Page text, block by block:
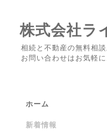
株式会社ラ
相続と不動産の無料相
お問い合わせはお気軽
ホーム
新着情報